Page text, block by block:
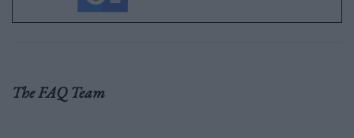
The FAQ Team